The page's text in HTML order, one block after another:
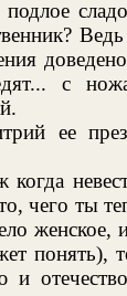
с
ее
чего ты
женское,
понять),
и